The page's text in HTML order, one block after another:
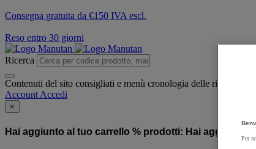
Consegna gratuita da €150 IVA escl.
Reso entro 30 giorni
Ricerca
Contenuti del sito consigliati e menù cronologia delle ricerche
Account Accedi
×
Hai aggiunto al tuo carrello % prodotti: Hai aggiunto
Per